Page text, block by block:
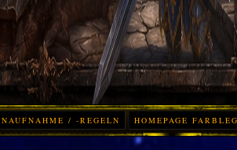
/ -REGELN HOMEPAGE